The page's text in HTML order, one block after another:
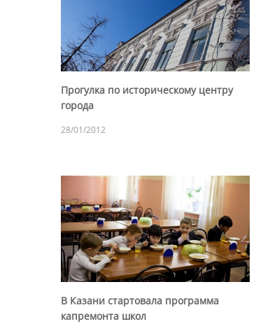
Прогулка по историческому центру
города
28/01/2012
В Казани стартовала программа
капремонта школ